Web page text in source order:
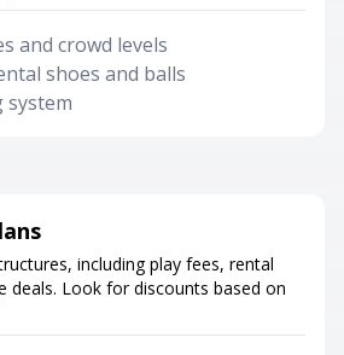
and crowd levels
shoes and balls
system
including play fees, rental
deals. Look for discounts based on